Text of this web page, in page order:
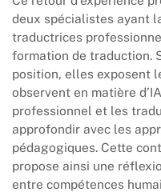
deux spécialistes ayant
traductrices
formation de traduction.
position, elles exposent
observent en matière
professionnel et les
approfondir avec les
pédagogiques. Cette
propose ainsi une
entre compétences